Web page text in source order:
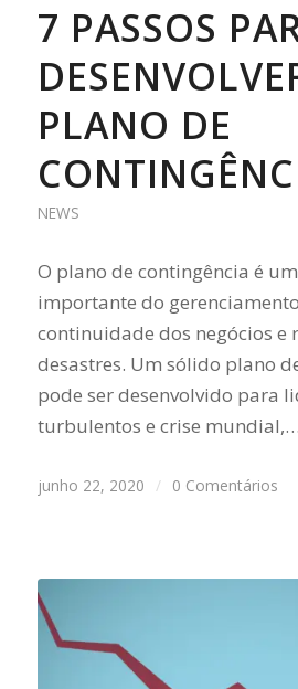
7 PASSOS
PLANO DE
NEWS
O plano de contingência é
importante do
continuidade dos negócios e
desastres. Um sólido plano
pode ser desenvolvido para
turbulentos e crise mundial,…
junho 22, 2020 / 0 Comentários